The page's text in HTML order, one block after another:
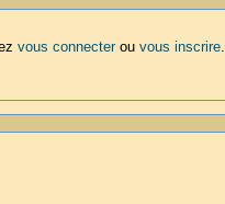
vous connecterou vous inscrire.